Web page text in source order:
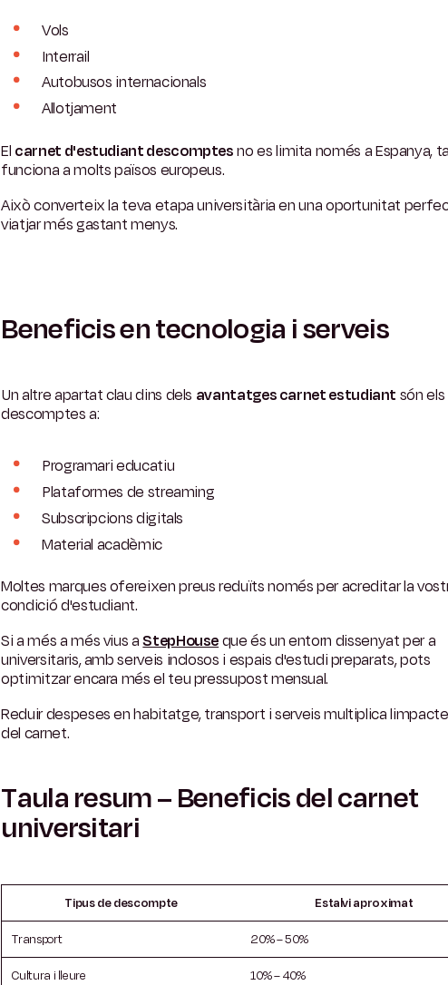
Vols
Interrail
Autobusos internacionals
Allotjament
El carnet d'estudiant descomptesno es limita només a Espanya,
funciona a molts països europeus.
Això converteix la teva etapa universitària en una oportunitat
viatjar més gastant menys.
Beneficis en tecnologia i serveis
Un altre apartat clau dins dels avantatges carnet estudiant són els
descomptes a:
Programari educatiu
Plataformes de streaming
Subscripcions digitals
Material acadèmic
Moltes marques ofereixen preus reduïts només per acreditar la
condició d'estudiant.
Si a més a més vius aStepHouseque és un entorn dissenyat per a
universitaris, amb serveis inclosos i espais d'estudi preparats, pots
optimitzar encara més el teu pressupost mensual.
Reduir despeses en habitatge, transport i serveis multiplica
del carnet.
Taula resum – Beneficis del carnet
universitari
Tipus de descompte Estalvi aproximat
Transport 20% – 50%
Cultura i lleure 10% – 40%